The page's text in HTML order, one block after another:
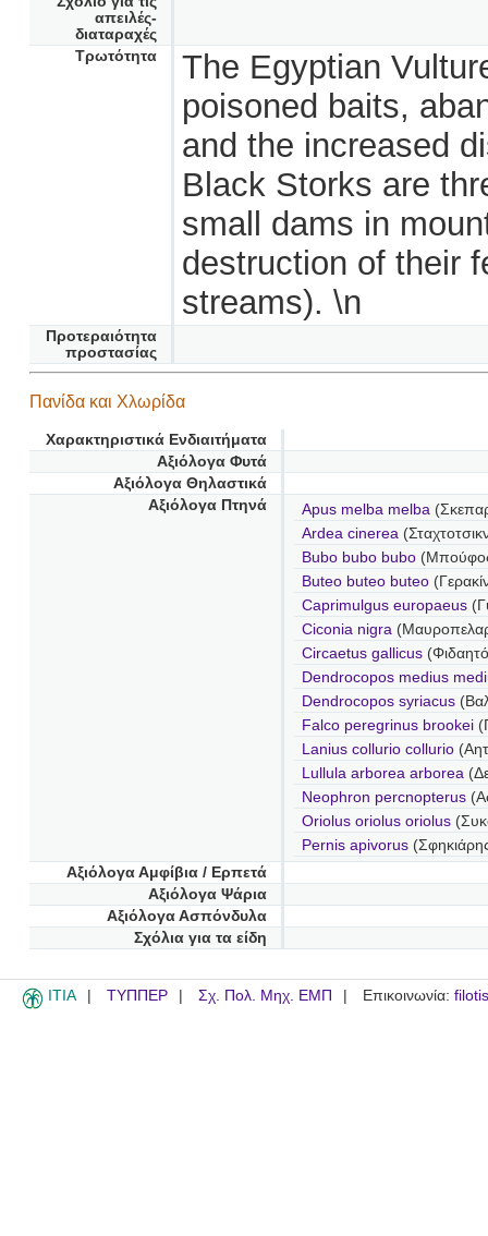
απειλές-
διαταραχές
Τρωτότητα
The Egyptian
poisoned baits,
and the increased
Black Storks are
small dams in
destruction of their
streams). \n
Προτεραιότητα
προστασίας
Πανίδα και Χλωρίδα
Χαρακτηριστικά Ενδιαιτήματα
Αξιόλογα Φυτά
Αξιόλογα Θηλαστικά
Αξιόλογα Πτηνά
Apus melba melba
Ardea cinerea
Bubo bubo bubo
Buteo buteo buteo
Caprimulgus europaeus
Ciconia nigra
Circaetus gallicus
Dendrocopos medius
Dendrocopos syriacus
Falco peregrinus brookei
Lanius collurio collurio
Lullula arborea arborea
Neophron percnopterus
Oriolus oriolus oriolus
Pernis apivorus
Αξιόλογα Αμφίβια / Ερπετά
Αξιόλογα Ψάρια
Αξιόλογα Ασπόνδυλα
Σχόλια για τα είδη
ITIA ΤΥΠΠΕΡ Σχ. Πολ. Μηχ. ΕΜΠ Επικοινωνία: